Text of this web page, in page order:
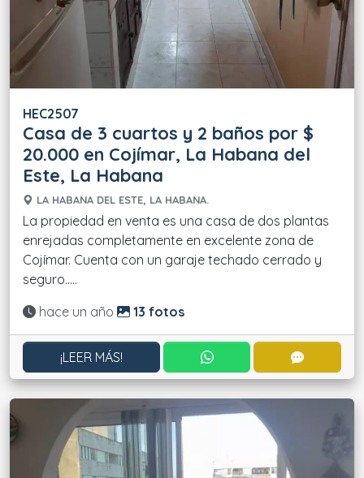
HEC2507
Casa de 3 cuartos y 2 baños por $
20.000 en Cojímar, La Habana del
Este, La Habana
LA HABANA DEL ESTE, LA HABANA.
La propiedad en venta es una casa de dos plantas
enrejadas completamente en excelente zona de
Cojímar. Cuenta con un garaje techado cerrado y
seguro.....
Actualizado:
hace un año 13 fotos
¡LEER MÁS! CONTACTAR POR